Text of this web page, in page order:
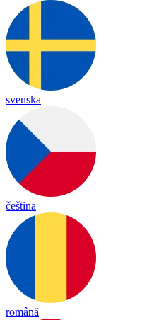
svenska
čeština
română